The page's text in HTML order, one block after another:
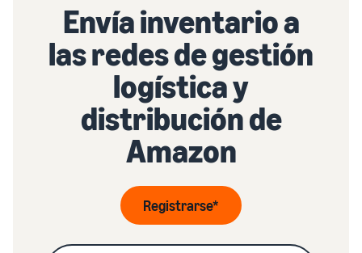
Envía inventario a
las redes de gestión
logística y
distribución de
Amazon
Registrarse*